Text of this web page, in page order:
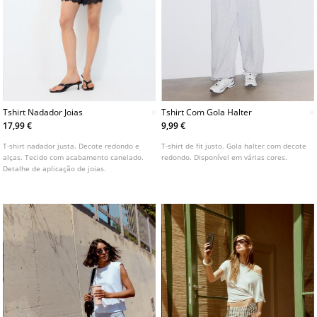
Tshirt Nadador Joias
17,99 €
T-shirt nadador justa. Decote redondo e
alças. Tecido com acabamento canelado.
Detalhe de aplicação de joias.
Tshirt Com Gola Halter
9,99 €
T-shirt de fit justo. Gola halter com decote
redondo. Disponível em várias cores.